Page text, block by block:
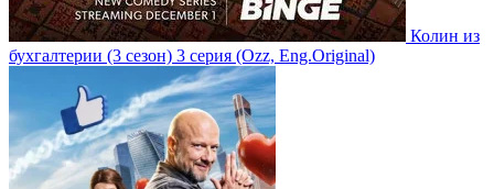
Колин из
бухгалтерии (3 сезон) 3 серия (Ozz, Eng.Original)